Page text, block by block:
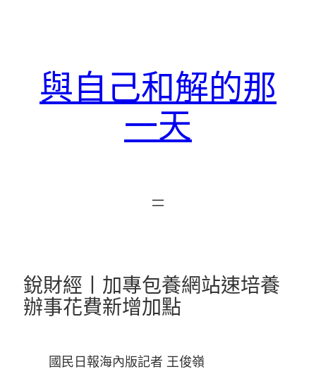
與自己和解的那
一天
銳財經丨加專包養網站速培養
辦事花費新增加點
國民日報海內版記者 王俊嶺